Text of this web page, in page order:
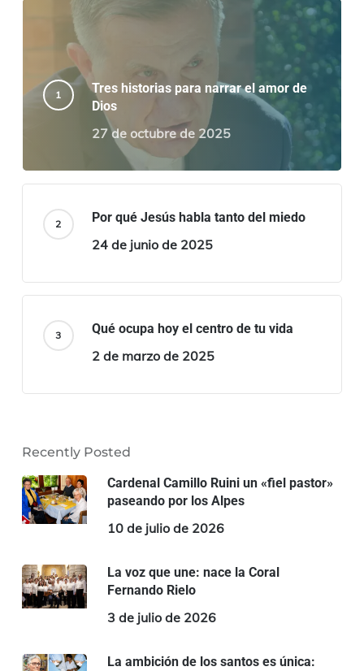
Tres historias para narrar el amor de
Dios
27 de octubre de 2025
Por qué Jesús habla tanto del miedo
24 de junio de 2025
Qué ocupa hoy el centro de tu vida
2 de marzo de 2025
Recently Posted
Cardenal Camillo Ruini un «fiel pastor»
paseando por los Alpes
10 de julio de 2026
La voz que une: nace la Coral
Fernando Rielo
3 de julio de 2026
La ambición de los santos es única: